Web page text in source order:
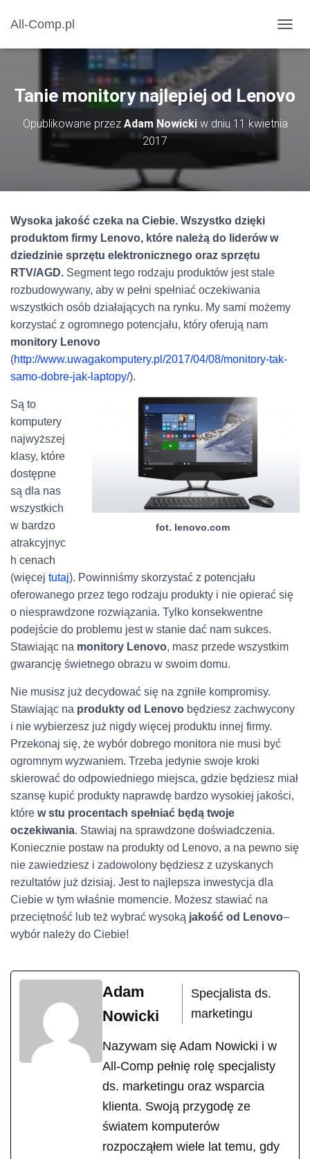
All-Comp.pl
R
Ą
Z
G
Tanie monitory najlepiej od Lenovo
Opublikowane przez Adam Nowickiw dniu 11 kwietnia
2017
Wysoka jakość czeka na Ciebie. Wszystko dzięki
produktom firmy Lenovo, które należą do liderów w
dziedzinie sprzętu elektronicznego oraz sprzętu
RTV/AGD. Segment tego rodzaju produktów jest stale
rozbudowywany, aby w pełni spełniać oczekiwania
wszystkich osób działających na rynku. My sami możemy
korzystać z ogromnego potencjału, który oferują nam
monitory Lenovo
(http://www.uwagakomputery.pl/2017/04/08/monitory-tak-
samo-dobre-jak-laptopy/).
fot. lenovo.com
Są to
komputery
najwyższej
klasy, które
dostępne
są dla nas
wszystkich
w bardzo
atrakcyjnyc
h cenach
(więcej tutaj). Powinniśmy skorzystać z potencjału
oferowanego przez tego rodzaju produkty i nie opierać się
o niesprawdzone rozwiązania. Tylko konsekwentne
podejście do problemu jest w stanie dać nam sukces.
Stawiając na monitory Lenovo, masz przede wszystkim
gwarancję świetnego obrazu w swoim domu.
Nie musisz już decydować się na zgniłe kompromisy.
Stawiając na produkty od Lenovo będziesz zachwycony
i nie wybierzesz już nigdy więcej produktu innej firmy.
Przekonaj się, że wybór dobrego monitora nie musi być
ogromnym wyzwaniem. Trzeba jedynie swoje kroki
skierować do odpowiedniego miejsca, gdzie będziesz miał
szansę kupić produkty naprawdę bardzo wysokiej jakości,
które w stu procentach spełniać będą twoje
oczekiwania. Stawiaj na sprawdzone doświadczenia.
Koniecznie postaw na produkty od Lenovo, a na pewno się
nie zawiedziesz i zadowolony będziesz z uzyskanych
rezultatów już dzisiaj. Jest to najlepsza inwestycja dla
Ciebie w tym właśnie momencie. Możesz stawiać na
przeciętność lub też wybrać wysoką jakość od Lenovo–
wybór należy do Ciebie!
Adam
Nowicki
Specjalista ds.
marketingu
Nazywam się Adam Nowicki i w
All-Comp pełnię rolę specjalisty
ds. marketingu oraz wsparcia
klienta. Swoją przygodę ze
światem komputerów
rozpocząłem wiele lat temu, gdy